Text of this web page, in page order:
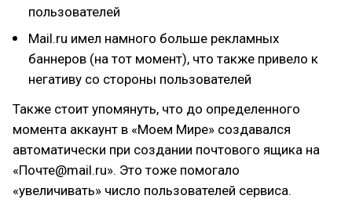
пользователей
Mail.ru имел намного больше рекламных
баннеров (на тот момент), что также привело к
негативу со стороны пользователей
Также стоит упомянуть, что до определенного
момента аккаунт в «Моем Мире» создавался
автоматически при создании почтового ящика на
«Почте@mail.ru». Это тоже помогало
«увеличивать» число пользователей сервиса.